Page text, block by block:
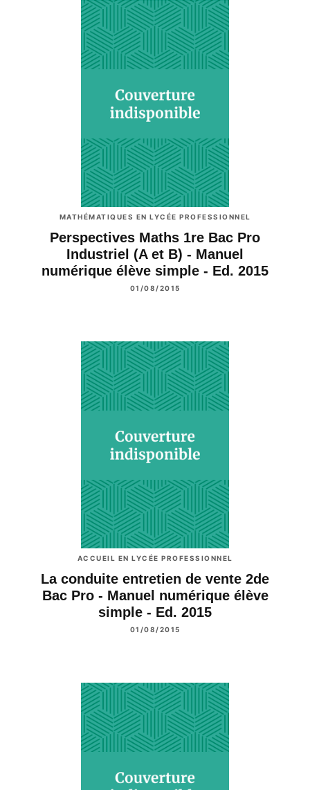
MATHÉMATIQUES EN LYCÉE PROFESSIONNEL
Perspectives Maths 1re Bac Pro
Industriel (A et B) - Manuel
numérique élève simple - Ed. 2015
01/08/2015
ACCUEIL EN LYCÉE PROFESSIONNEL
La conduite entretien de vente 2de
Bac Pro - Manuel numérique élève
simple - Ed. 2015
01/08/2015